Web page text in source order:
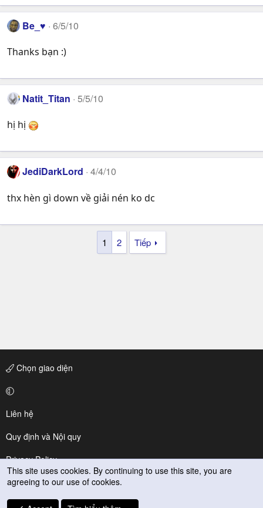
Be_♥ 6/5/10
Thanks bạn :)
Natit_Titan 5/5/10
hị hị
JediDarkLord 4/4/10
thx hèn gì down về giải nén ko dc
1 2 Tiếp
Chọn giao diện
Liên hệ
Quy định và Nội quy
Privacy Policy
Trợ giúp
R
This site uses cookies. By continuing to use this site, you are
agreeing to our use of cookies.